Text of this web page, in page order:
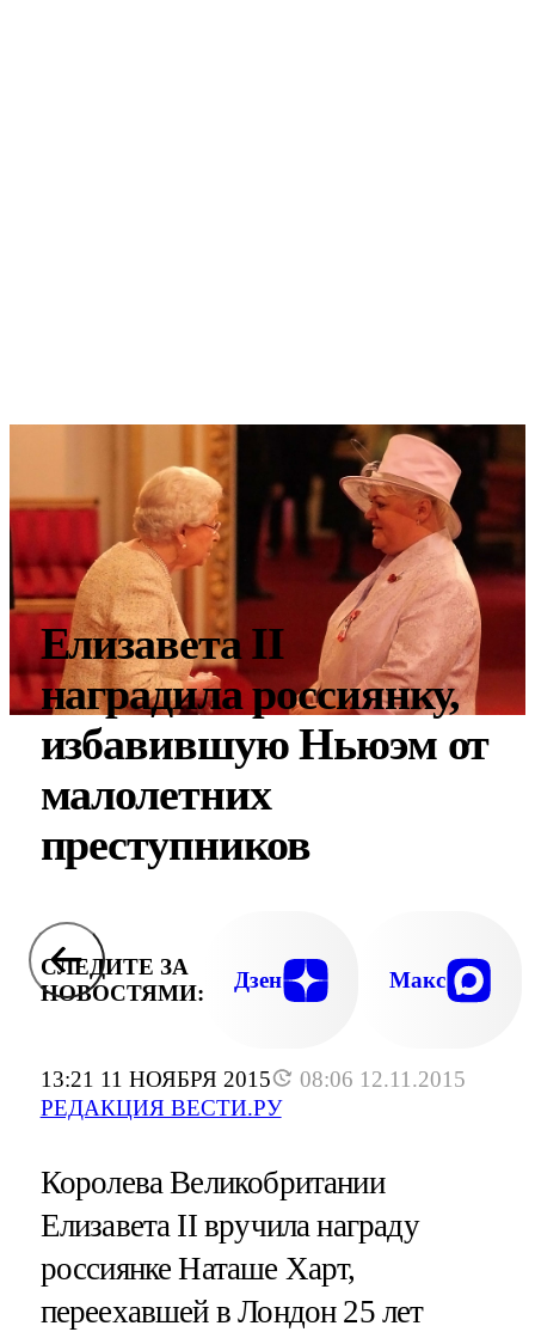
13:21 11 НОЯБРЯ 2015
08:06 12.11.2015
РЕДАКЦИЯ ВЕСТИ.РУ
Елизавета II
наградила россиянку,
избавившую Ньюэм от
малолетних
преступников
СЛЕДИТЕ ЗА
НОВОСТЯМИ:
Дзен Макс
Королева Великобритании
Елизавета II вручила награду
россиянке Наташе Харт,
переехавшей в Лондон 25 лет